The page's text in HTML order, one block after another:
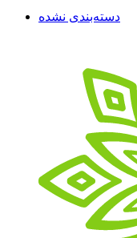
دسته‌بندی نشده